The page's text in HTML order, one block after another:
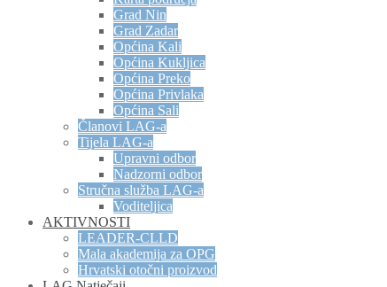
Grad Nin
Grad Zadar
Općina Kali
Općina Kukljica
Općina Preko
Općina Privlaka
Općina Sali
Članovi LAG-a
Tijela LAG-a
Upravni odbor
Nadzorni odbor
Stručna služba LAG-a
Voditeljica
AKTIVNOSTI
LEADER-CLLD
Mala akademija za OPG
Hrvatski otočni proizvod